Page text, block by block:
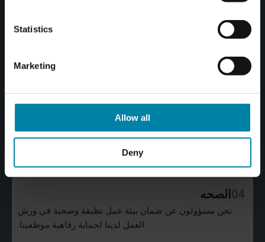
Statistics
Marketing
Allow all
Deny
03تعليم
نحن ملتزمون بتزويد الفنيين لدينا بالتدريب والتعليم المستمر
لتعزيز قدراتهم وتعزيز العدالة الاجتماعية.
04 الصحه
نحن مسؤولون عن ضمان بيئة عمل نظيفة وصحية في ورش
العمل لدينا لحماية رفاهية موظفينا.